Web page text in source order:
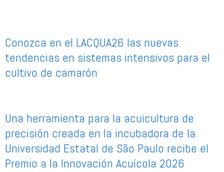
Conozca en el LACQUA26 las nuevas
tendencias en sistemas intensivos para el
cultivo de camarón
Una herramienta para la acuicultura de
precisión creada en la incubadora de la
Universidad Estatal de São Paulo recibe el
Premio a la Innovación Acuícola 2026